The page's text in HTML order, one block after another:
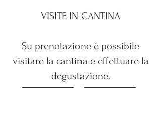
VISITE IN CANTINA
Su prenotazione è possibile
visitare la cantina e effettuare la
degustazione.